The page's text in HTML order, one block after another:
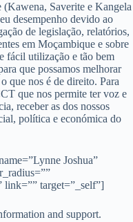
Saverite e Kangela
desempenho devido ao
de legislação, relatórios,
em Moçambique e sobre
fácil utilização e tão bem
que possamos melhorar
que nos é de direito. Para
que nos permite ter voz e
receber as dos nossos
política e económica do
Joshua”
link=”” target=”_self”]
and support.